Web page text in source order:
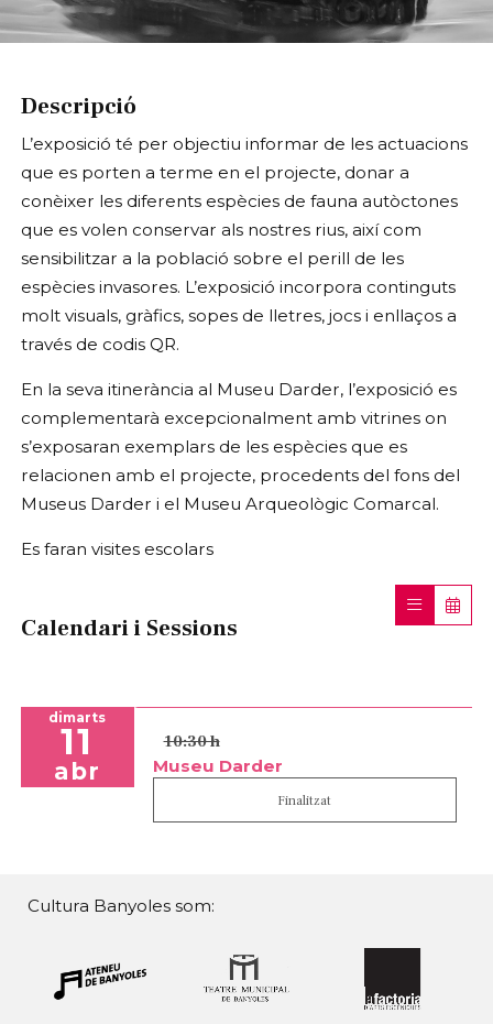
Descripció
L’exposició té per objectiu informar de les actuacions
que es porten a terme en el projecte, donar a
conèixer les diferents espècies de fauna autòctones
que es volen conservar als nostres rius, així com
sensibilitzar a la població sobre el perill de les
espècies invasores. L’exposició incorpora continguts
molt visuals, gràfics, sopes de lletres, jocs i enllaços a
través de codis QR.
En la seva itinerància al Museu Darder, l’exposició es
complementarà excepcionalment amb vitrines on
s’exposaran exemplars de les espècies que es
relacionen amb el projecte, procedents del fons del
Museus Darder i el Museu Arqueològic Comarcal.
Es faran visites escolars
Calendari i Sessions
dimarts
11
abr
10:30 h
Museu Darder
Finalitzat
Cultura Banyoles som: